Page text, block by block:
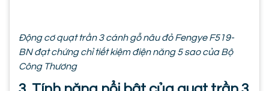
Động cơ quạt trần 3 cánh gỗ nâu đỏ Fengye F519-
BN đạt chứng chỉ tiết kiệm điện năng 5 sao của Bộ
Công Thương